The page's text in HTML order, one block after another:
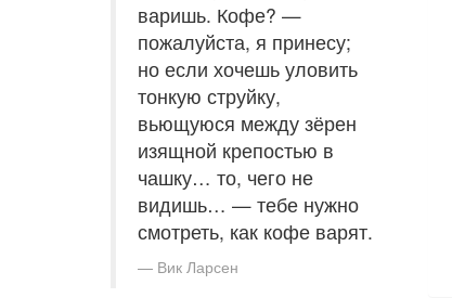
варишь. Кофе? —
пожалуйста, я принесу;
но если хочешь уловить
тонкую струйку,
вьющуюся между зёрен
изящной крепостью в
чашку… то, чего не
видишь… — тебе нужно
смотреть, как кофе варят.
Вик Ларсен